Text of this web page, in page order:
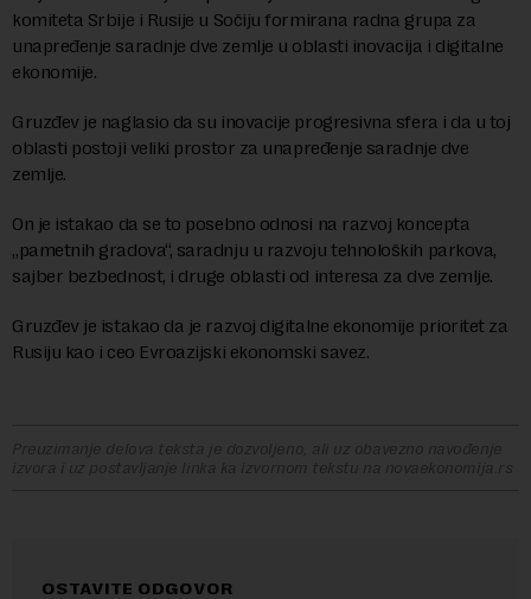
komiteta Srbije i Rusije u Sočiju formirana radna grupa za
unapređenje saradnje dve zemlje u oblasti inovacija i digitalne
ekonomije.
Gruzđev je naglasio da su inovacije progresivna sfera i da u toj
oblasti postoji veliki prostor za unapređenje saradnje dve
zemlje.
On je istakao da se to posebno odnosi na razvoj koncepta
„pametnih gradova“, saradnju u razvoju tehnoloških parkova,
sajber bezbednost, i druge oblasti od interesa za dve zemlje.
Gruzđev je istakao da je razvoj digitalne ekonomije prioritet za
Rusiju kao i ceo Evroazijski ekonomski savez.
Preuzimanje delova teksta je dozvoljeno, ali uz obavezno navođenje
izvora i uz postavljanje linka ka izvornom tekstu na novaekonomija.rs
OSTAVITE ODGOVOR